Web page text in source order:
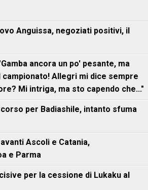
Anguissa, negoziati positivi, il
ancora un po' pesante, ma
Allegri mi dice sempre
Mi intriga, ma sto capendo che..."
per Badiashile, intanto sfuma
Ascoli e Catania,
e Parma
per la cessione di Lukaku al